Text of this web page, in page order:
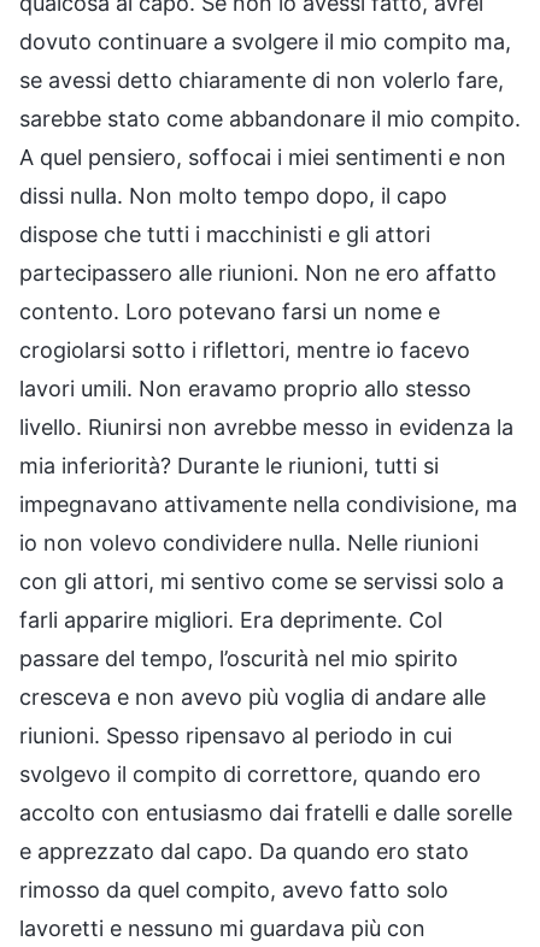
dovuto continuare a svolgere il mio compito ma,
se avessi detto chiaramente di non volerlo fare,
sarebbe stato come abbandonare il mio compito.
A quel pensiero, soffocai i miei sentimenti e non
dissi nulla. Non molto tempo dopo, il capo
dispose che tutti i macchinisti e gli attori
partecipassero alle riunioni. Non ne ero affatto
contento. Loro potevano farsi un nome e
crogiolarsi sotto i riflettori, mentre io facevo
lavori umili. Non eravamo proprio allo stesso
livello. Riunirsi non avrebbe messo in evidenza la
mia inferiorità? Durante le riunioni, tutti si
impegnavano attivamente nella condivisione, ma
io non volevo condividere nulla. Nelle riunioni
con gli attori, mi sentivo come se servissi solo a
farli apparire migliori. Era deprimente. Col
passare del tempo, l’oscurità nel mio spirito
cresceva e non avevo più voglia di andare alle
riunioni. Spesso ripensavo al periodo in cui
svolgevo il compito di correttore, quando ero
accolto con entusiasmo dai fratelli e dalle sorelle
e apprezzato dal capo. Da quando ero stato
rimosso da quel compito, avevo fatto solo
lavoretti e nessuno mi guardava più con